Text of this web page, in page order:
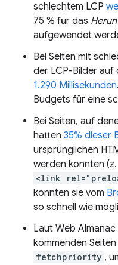
schlechtem LCP
75 % für das
aufgewendet
Bei Seiten mit
der LCP-Bilder auf
1.290 Millisekunden
Budgets für eine
Bei Seiten, auf
hatten 35% dieser
ursprünglichen
werden konnten (z.
<link
konnten sie vom
so schnell wie
Laut Web
kommenden
fetchpriority ,